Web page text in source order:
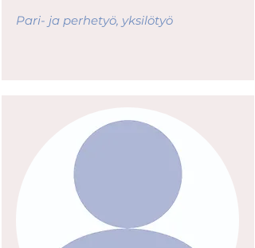
Pari- ja perhetyö, yksilötyö